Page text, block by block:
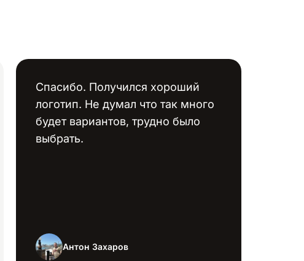
Спасибо. Получился хороший
логотип. Не думал что так много
будет вариантов, трудно было
выбрать.
Антон Захаров